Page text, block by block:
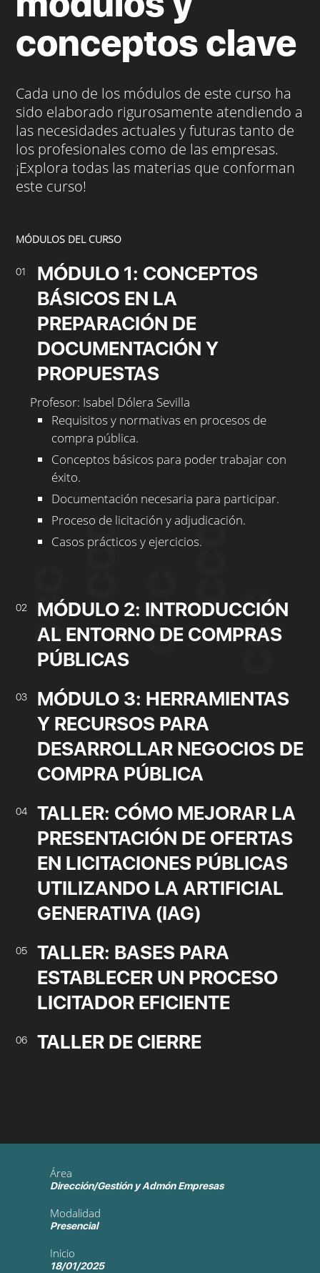
conceptos clave
Cada uno de los módulos de este curso ha
sido elaborado rigurosamente atendiendo a
las necesidades actuales y futuras tanto de
los profesionales como de las empresas.
¡Explora todas las materias que conforman
este curso!
MÓDULOS DEL CURSO
01
MÓDULO 1: CONCEPTOS
BÁSICOS EN LA
PREPARACIÓN DE
DOCUMENTACIÓN Y
PROPUESTAS
Profesor: Isabel Dólera Sevilla
Requisitos y normativas en procesos de
compra pública.
Conceptos básicos para poder trabajar con
éxito.
Documentación necesaria para participar.
Proceso de licitación y adjudicación.
Casos prácticos y ejercicios.
02
MÓDULO 2: INTRODUCCIÓN
AL ENTORNO DE COMPRAS
PÚBLICAS
03
MÓDULO 3: HERRAMIENTAS
Y RECURSOS PARA
DESARROLLAR NEGOCIOS DE
COMPRA PÚBLICA
04
TALLER: CÓMO MEJORAR LA
PRESENTACIÓN DE OFERTAS
EN LICITACIONES PÚBLICAS
UTILIZANDO LA ARTIFICIAL
GENERATIVA (IAG)
05
TALLER: BASES PARA
ESTABLECER UN PROCESO
LICITADOR EFICIENTE
06 TALLER DE CIERRE
Área
Dirección/Gestión y Admón Empresas
Modalidad
Presencial
Inicio
18/01/2025